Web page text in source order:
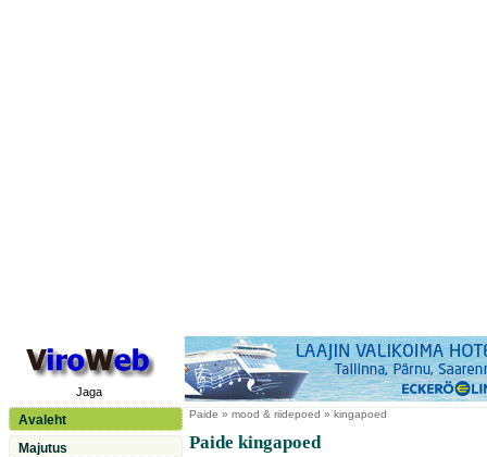
Jaga
Avaleht
Majutus
Paide » mood & riidepoed » kingapoed
Paide kingapoed